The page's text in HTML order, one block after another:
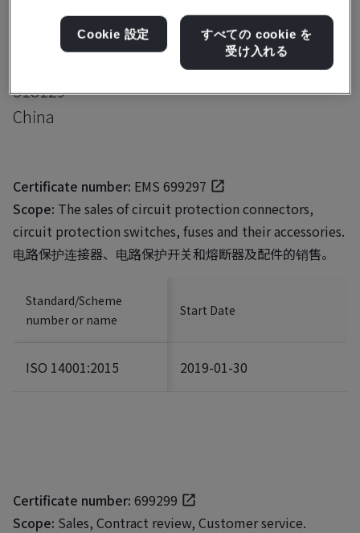
Phase I, TianAnYunGu, Biantian Street
Longgang District
518129
China
Certificate number: EMS 699297
Scope: The sales of circuit protection connectors,
circuit protection switches, fuses and their accessories.
电路保护连接器、电路保护开关和熔断器及配件的销售。
Standard/Scheme
number or name
Start Date
ISO 14001:2015 2019-01-30
Certificate number: 699299
Scope: Sales, Contract review, Customer service.
Cookie 設定
すべての cookie を
受け入れる